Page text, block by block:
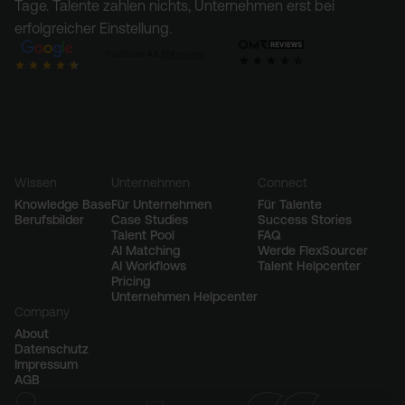
Tage. Talente zahlen nichts, Unternehmen erst bei
erfolgreicher Einstellung.
Connect
Für Talente
Success Stories
FAQ
Werde FlexSourcer
Talent Helpcenter
Unternehmen
Für Unternehmen
Case Studies
Talent Pool
AI Matching
AI Workflows
Pricing
Unternehmen Helpcenter
Wissen
Knowledge Base
Berufsbilder
Company
About
Datenschutz
Impressum
AGB